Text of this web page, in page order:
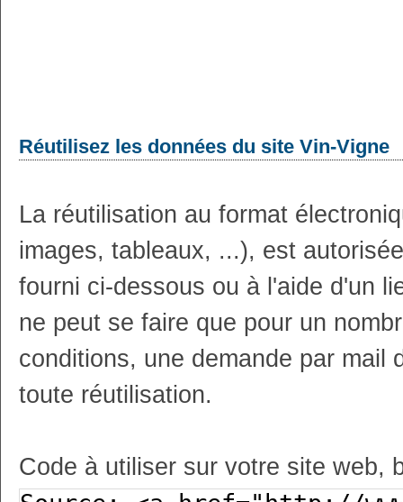
Réutilisez les données du site Vin-Vigne
La réutilisation au format
images, tableaux, ...), est
fourni ci-dessous ou à l'aide d'un
ne peut se faire que pour un
conditions, une demande par mail
toute réutilisation.
Code à utiliser sur votre site web,